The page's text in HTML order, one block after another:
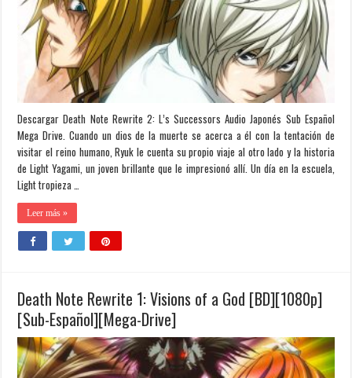
Descargar Death Note Rewrite 2: L’s Successors Audio Japonés Sub Español
Mega Drive. Cuando un dios de la muerte se acerca a él con la tentación de
visitar el reino humano, Ryuk le cuenta su propio viaje al otro lado y la historia
de Light Yagami, un joven brillante que le impresionó allí. Un día en la escuela,
Light tropieza …
Leer más »
Death Note Rewrite 1: Visions of a God [BD][1080p]
[Sub-Español][Mega-Drive]